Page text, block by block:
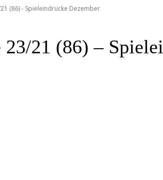
(86) - Spieleindrücke Dezember
21 (86) –